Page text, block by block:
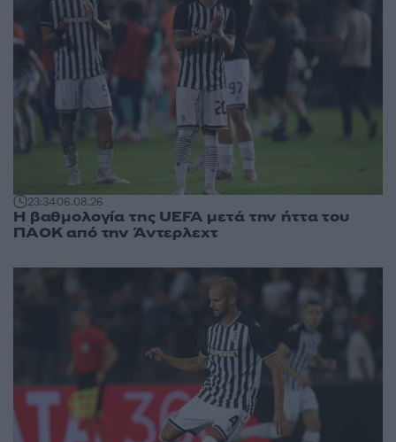
23:3406.08.26
Η βαθμολογία της UEFA μετά την ήττα του
ΠΑΟΚ από την Άντερλεχτ